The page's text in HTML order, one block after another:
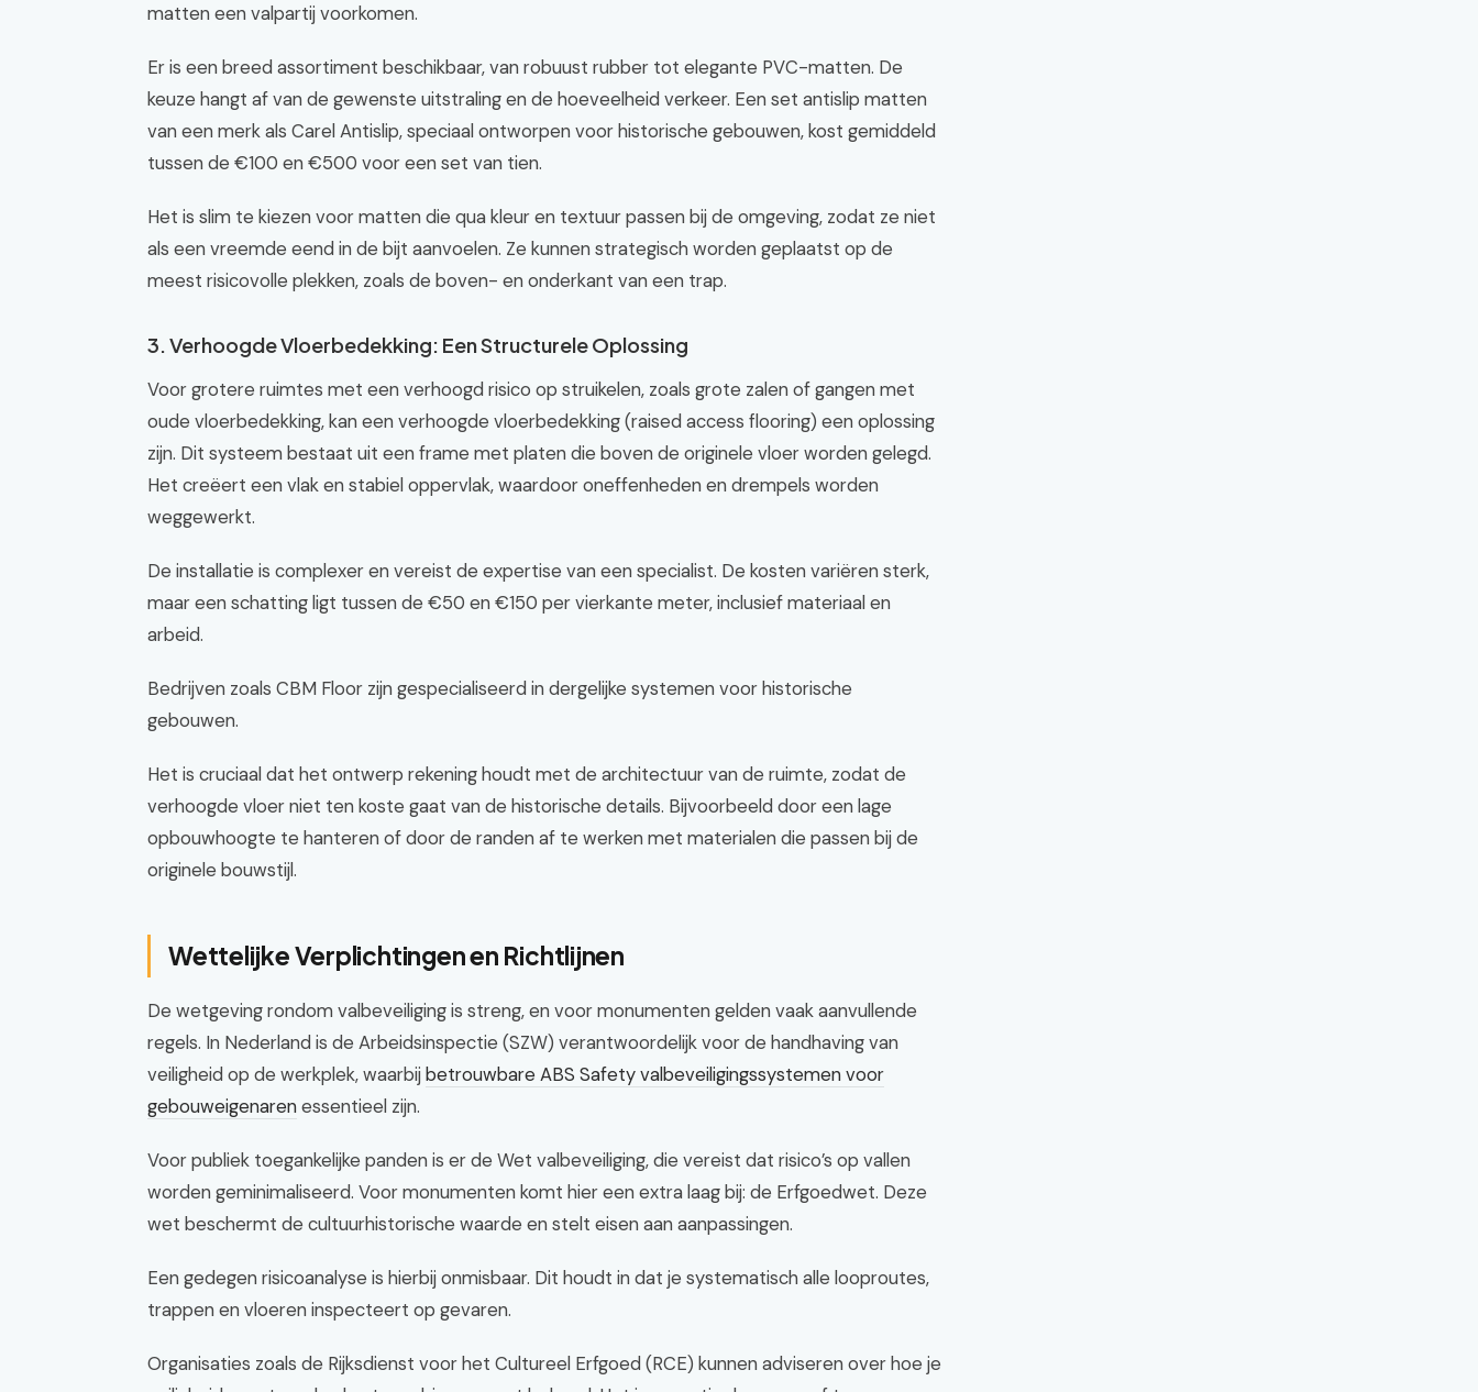
matten een valpartij voorkomen.
Er is een breed assortiment beschikbaar, van robuust rubber tot elegante PVC-matten. De
keuze hangt af van de gewenste uitstraling en de hoeveelheid verkeer. Een set antislip matten
van een merk als Carel Antislip, speciaal ontworpen voor historische gebouwen, kost gemiddeld
tussen de €100 en €500 voor een set van tien.
Het is slim te kiezen voor matten die qua kleur en textuur passen bij de omgeving, zodat ze niet
als een vreemde eend in de bijt aanvoelen. Ze kunnen strategisch worden geplaatst op de
meest risicovolle plekken, zoals de boven- en onderkant van een trap.
3. Verhoogde Vloerbedekking: Een Structurele Oplossing
Voor grotere ruimtes met een verhoogd risico op struikelen, zoals grote zalen of gangen met
oude vloerbedekking, kan een verhoogde vloerbedekking (raised access flooring) een oplossing
zijn. Dit systeem bestaat uit een frame met platen die boven de originele vloer worden gelegd.
Het creëert een vlak en stabiel oppervlak, waardoor oneffenheden en drempels worden
weggewerkt.
De installatie is complexer en vereist de expertise van een specialist. De kosten variëren sterk,
maar een schatting ligt tussen de €50 en €150 per vierkante meter, inclusief materiaal en
arbeid.
Bedrijven zoals CBM Floor zijn gespecialiseerd in dergelijke systemen voor historische
gebouwen.
Het is cruciaal dat het ontwerp rekening houdt met de architectuur van de ruimte, zodat de
verhoogde vloer niet ten koste gaat van de historische details. Bijvoorbeeld door een lage
opbouwhoogte te hanteren of door de randen af te werken met materialen die passen bij de
originele bouwstijl.
Wettelijke Verplichtingen en Richtlijnen
De wetgeving rondom valbeveiliging is streng, en voor monumenten gelden vaak aanvullende
regels. In Nederland is de Arbeidsinspectie (SZW) verantwoordelijk voor de handhaving van
veiligheid op de werkplek, waarbijbetrouwbare ABS Safety valbeveiligingssystemen voor
gebouweigenarenessentieel zijn.
Voor publiek toegankelijke panden is er de Wet valbeveiliging, die vereist dat risico’s op vallen
worden geminimaliseerd. Voor monumenten komt hier een extra laag bij: de Erfgoedwet. Deze
wet beschermt de cultuurhistorische waarde en stelt eisen aan aanpassingen.
Een gedegen risicoanalyse is hierbij onmisbaar. Dit houdt in dat je systematisch alle looproutes,
trappen en vloeren inspecteert op gevaren.
Organisaties zoals de Rijksdienst voor het Cultureel Erfgoed (RCE) kunnen adviseren over hoe je